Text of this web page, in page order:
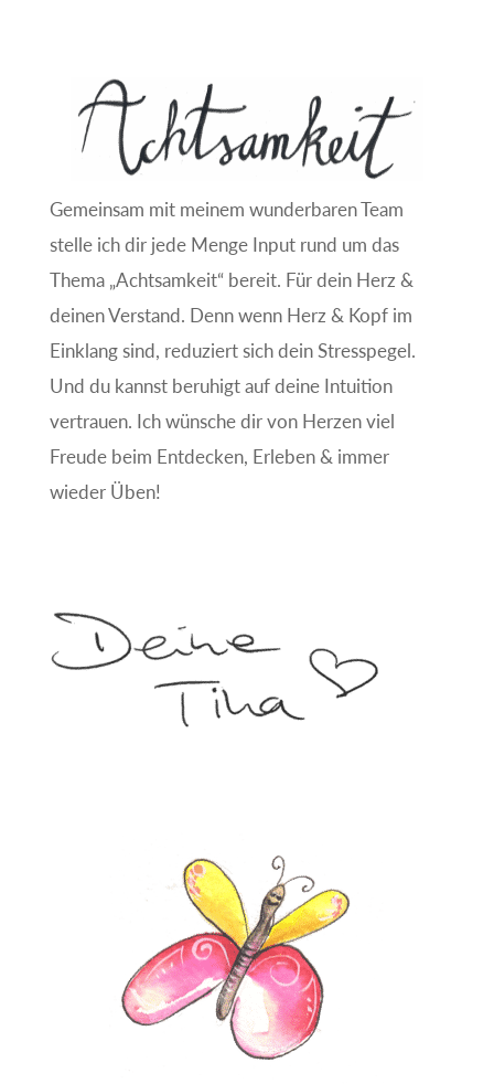
Gemeinsam mit meinem wunderbaren Team
stelle ich dir jede Menge Input rund um das
Thema „Achtsamkeit“ bereit. Für dein Herz &
deinen Verstand. Denn wenn Herz & Kopf im
Einklang sind, reduziert sich dein Stresspegel.
Und du kannst beruhigt auf deine Intuition
vertrauen. Ich wünsche dir von Herzen viel
Freude beim Entdecken, Erleben & immer
wieder Üben!